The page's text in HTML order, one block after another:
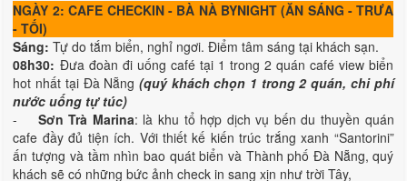
NGÀY 2: CAFE CHECKIN - BÀ NÀ BYNIGHT (ĂN SÁNG - TRƯA
- TỐI)
Sáng: Tự do tắm biển, nghỉ ngơi. Điểm tâm sáng tại khách sạn.
08h30: Đưa đoàn đi uống café tại 1 trong 2 quán café view biển
hot nhất tại Đà Nẵng (quý khách chọn 1 trong 2 quán, chi phí
nước uống tự túc)
- Sơn Trà Marina: là khu tổ hợp dịch vụ bến du thuyền quán
cafe đầy đủ tiện ích. Với thiết kế kiến trúc trắng xanh “Santorini”
ấn tượng và tầm nhìn bao quát biển và Thành phố Đà Nẵng, quý
khách sẽ có những bức ảnh check in sang xịn như trời Tây,